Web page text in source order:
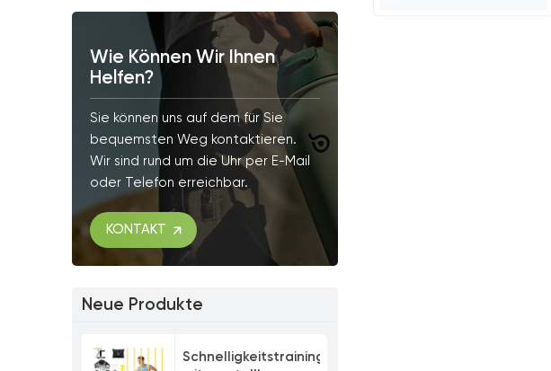
Wie Können Wir Ihnen
Helfen?
Sie können uns auf dem für Sie
bequemsten Weg kontaktieren.
Wir sind rund um die Uhr per E-Mail
oder Telefon erreichbar.
KONTAKT
Neue Produkte
Schnelligkeitstrainingsset